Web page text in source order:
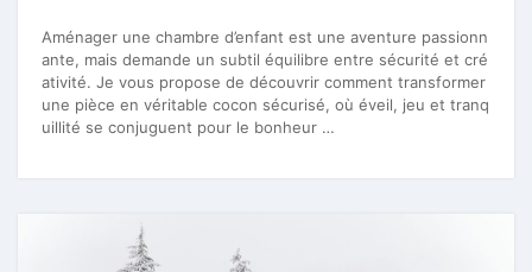
Aménager une chambre d’enfant est une aventure passionn
ante, mais demande un subtil équilibre entre sécurité et cré
ativité. Je vous propose de découvrir comment transformer
une pièce en véritable cocon sécurisé, où éveil, jeu et tranq
uillité se conjuguent pour le bonheur …